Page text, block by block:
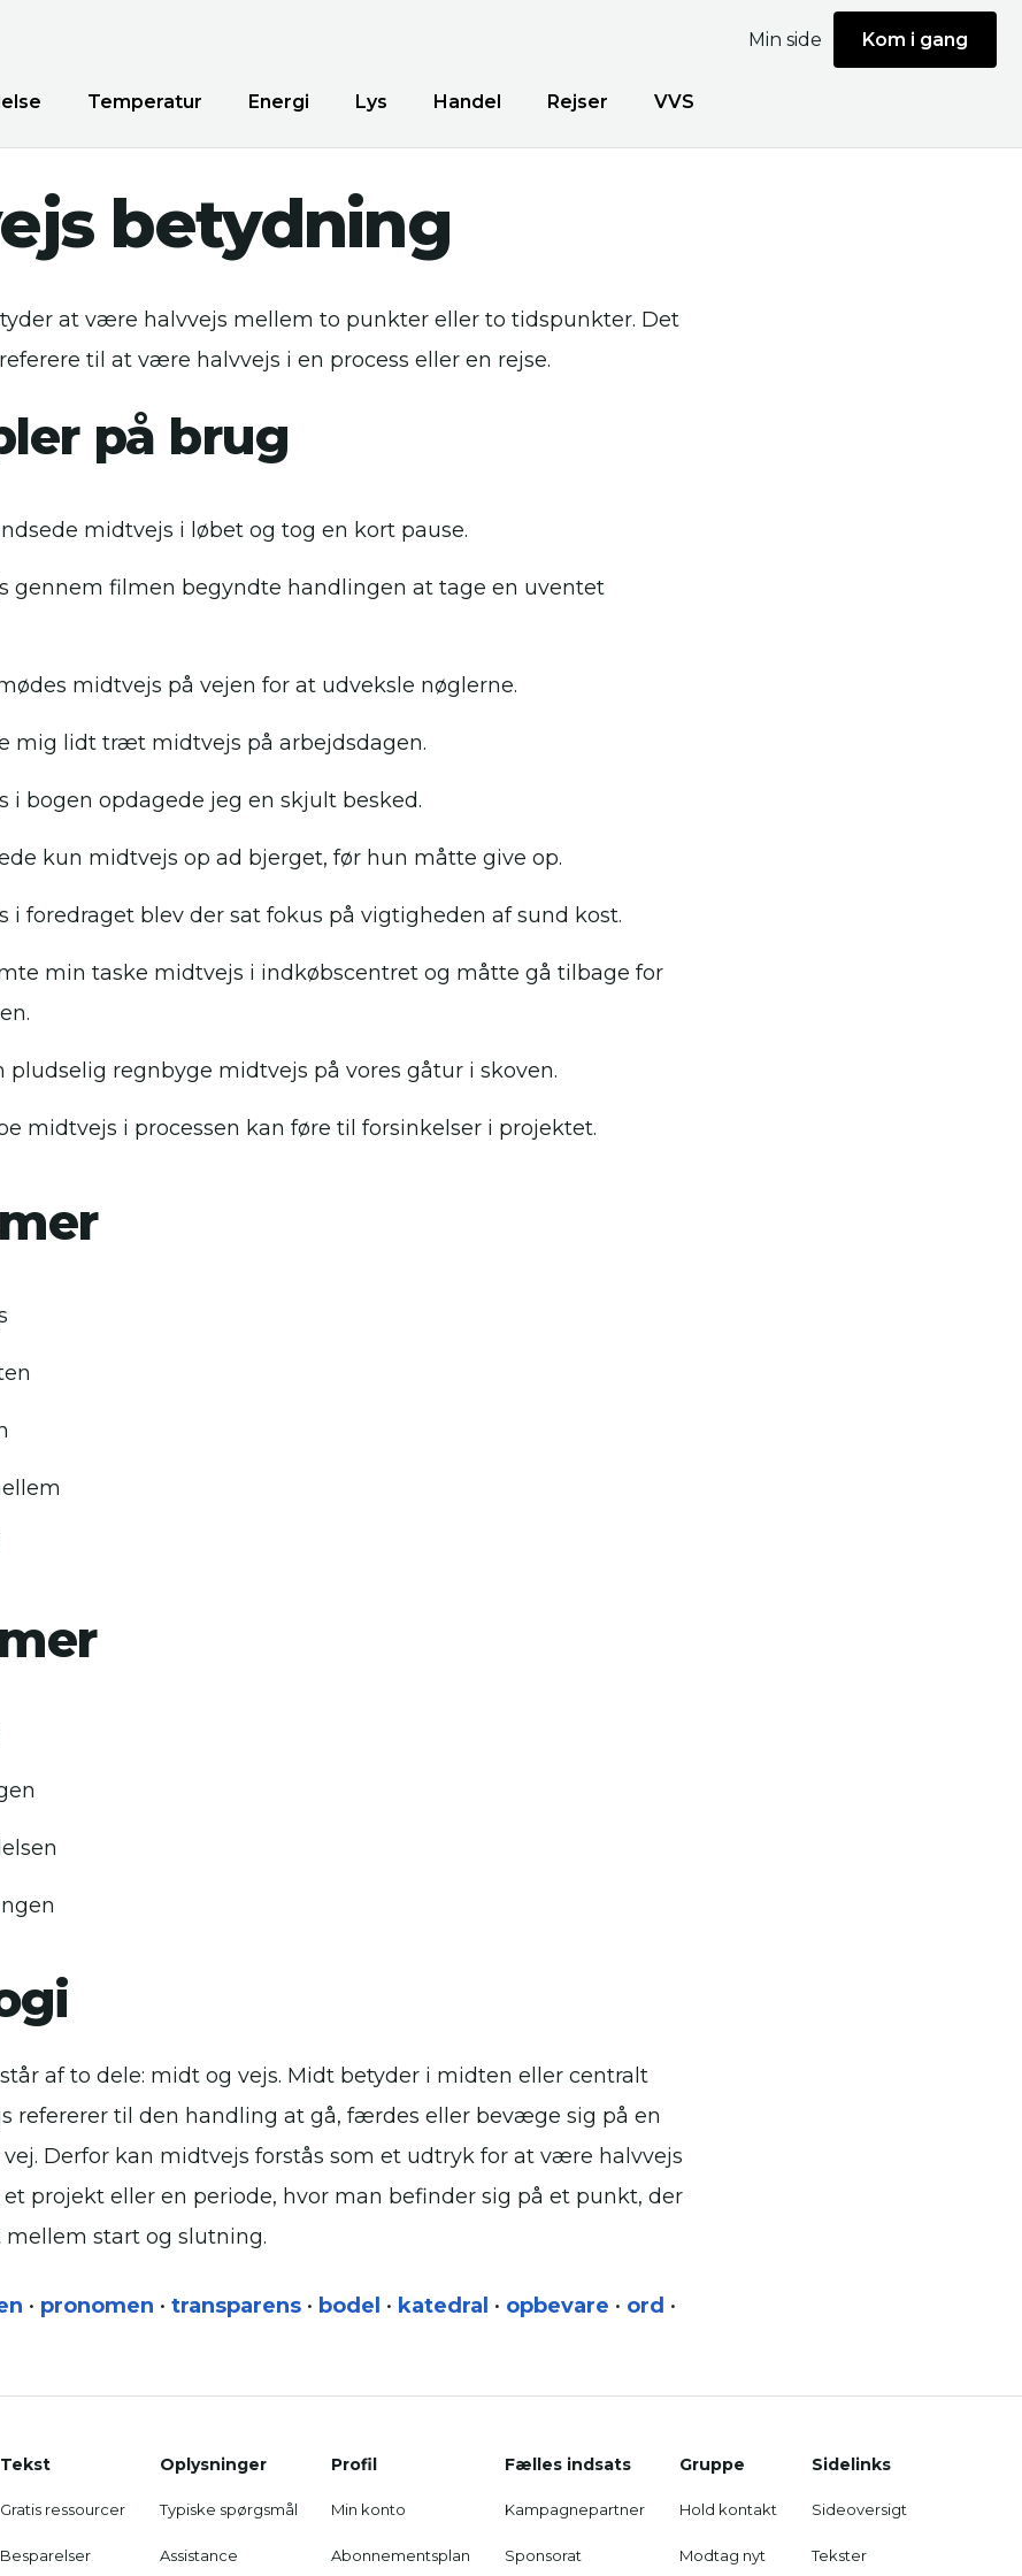
Temperatur Energi Lys Handel Rejser VVS
Min side Kom i gang
betydning
at være halvvejs mellem to punkter eller to tidspunkter. Det
til at være halvvejs i en process eller en rejse.
på brug
midtvejs i løbet og tog en kort pause.
gennem filmen begyndte handlingen at tage en uventet
midtvejs på vejen for at udveksle nøglerne.
mig lidt træt midtvejs på arbejdsdagen.
i bogen opdagede jeg en skjult besked.
kun midtvejs op ad bjerget, før hun måtte give op.
i foredraget blev der sat fokus på vigtigheden af sund kost.
min taske midtvejs i indkøbscentret og måtte gå tilbage for
pludselig regnbyge midtvejs på vores gåtur i skoven.
midtvejs i processen kan føre til forsinkelser i projektet.
af to dele: midt og vejs. Midt betyder i midten eller centralt
refererer til den handling at gå, færdes eller bevæge sig på en
Derfor kan midtvejs forstås som et udtryk for at være halvvejs
projekt eller en periode, hvor man befinder sig på et punkt, der
start og slutning.
• pronomen • transparens • bodel • katedral • opbevare • ord •
Tekst
Gratis ressourcer
Besparelser
Oplysninger
Typiske spørgsmål
Assistance
Profil
Min konto
Abonnementsplan
Fælles indsats
Kampagnepartner
Sponsorat
Gruppe
Hold kontakt
Modtag nyt
Sidelinks
Sideoversigt
Tekster